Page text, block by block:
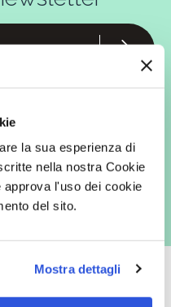
la sua esperienza di
nella nostra Cookie
approva l'uso dei cookie
del sito.
Mostra dettagli
invio di comunicazioni
modalità tradizionali, quali ad